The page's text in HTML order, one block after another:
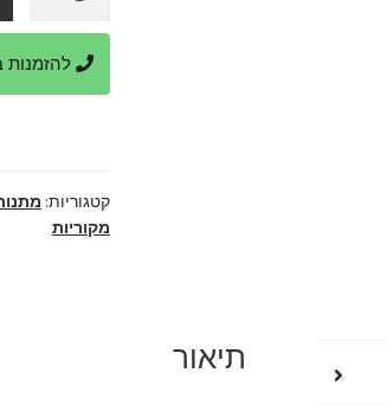
שלט
יום
הולדת
להזמנות
קטגוריות:
מקוריות
תיאור